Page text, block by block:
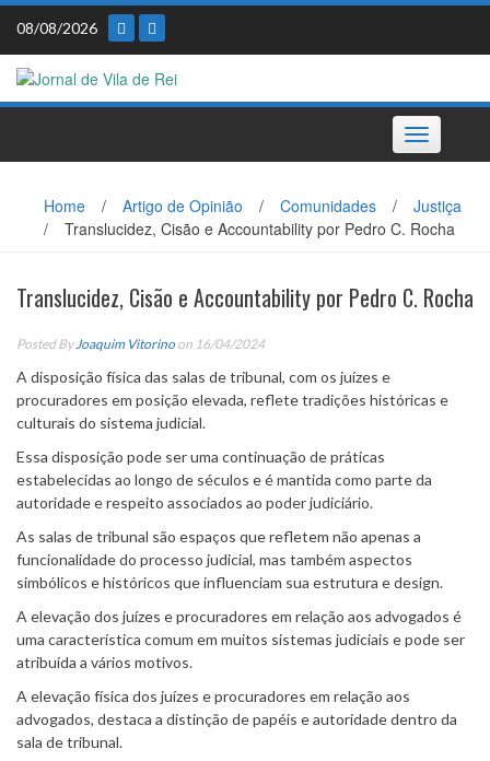
Skip
content
08/08/2026
Toggle
navigation
Home / Artigo de Opinião / Comunidades /
Justiça
/
Translucidez, Cisão e Accountability por Pedro C. Rocha
Translucidez, Cisão e Accountability por Pedro C. Rocha
Posted By Joaquim Vitorino on 16/04/2024
A disposição física das salas de tribunal, com os juízes e
procuradores em posição elevada, reflete tradições históricas e
culturais do sistema judicial.
Essa disposição pode ser uma continuação de práticas
estabelecidas ao longo de séculos e é mantida como parte da
autoridade e respeito associados ao poder judiciário.
As salas de tribunal são espaços que refletem não apenas a
funcionalidade do processo judicial, mas também aspectos
simbólicos e históricos que influenciam sua estrutura e design.
A elevação dos juízes e procuradores em relação aos advogados é
uma característica comum em muitos sistemas judiciais e pode ser
atribuída a vários motivos.
A elevação física dos juízes e procuradores em relação aos
advogados, destaca a distinção de papéis e autoridade dentro da
sala de tribunal.